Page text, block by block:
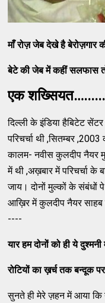
माँ रोज़ जेब देखे है बेरोज़गार
बेटे की जेब में कहीं सलफास
एक शख्सियत
दिल्ली के इंडिया हैबिटेट
परिचर्चा थी ,सितम्बर
कालम- नवीस कुलदीप नैयर
में थी ,अख़बार में परिचर्चा के
जाय। दोनों मुल्कों के संबंधों
आख़िर में कुलदीप नैयर साहब
----
यार हम दोनों को ही ये दुश्मनी
रोटियों का ख़र्च तक बन्दूक पर
सुनते ही मेरे ज़हन में आया कि